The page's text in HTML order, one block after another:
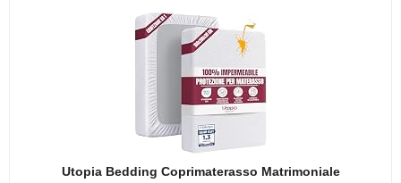
Utopia Bedding Coprimaterasso Matrimoniale